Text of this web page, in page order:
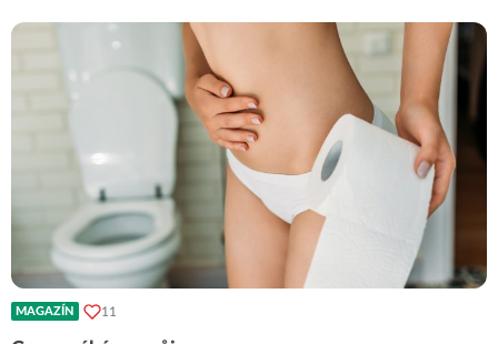
MAGAZÍN 11